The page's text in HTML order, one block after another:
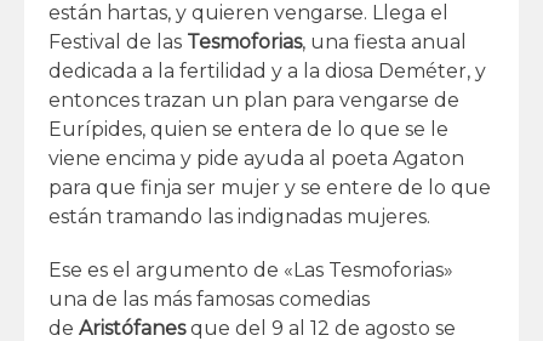
están hartas, y quieren vengarse. Llega el
Festival de las Tesmoforias, una fiesta anual
dedicada a la fertilidad y a la diosa Deméter, y
entonces trazan un plan para vengarse de
Eurípides, quien se entera de lo que se le
viene encima y pide ayuda al poeta Agaton
para que finja ser mujer y se entere de lo que
están tramando las indignadas mujeres.
Ese es el argumento de «Las Tesmoforias»
una de las más famosas comedias
de Aristófanesque del 9 al 12 de agosto se